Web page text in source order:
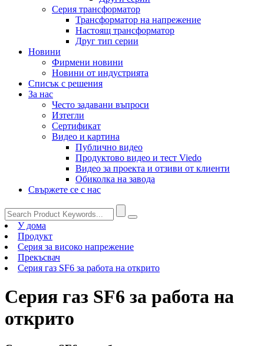
Серия трансформатор
Трансформатор на напрежение
Настоящ трансформатор
Друг тип серии
Новини
Фирмени новини
Новини от индустрията
Списък с решения
За нас
Често задавани въпроси
Изтегли
Сертификат
Видео и картина
Публично видео
Продуктово видео и тест Viedo
Видео за проекта и отзиви от клиенти
Обиколка на завода
Свържете се с нас
У дома
Продукт
Серия за високо напрежение
Прекъсвач
Серия газ SF6 за работа на открито
Серия газ SF6 за работа на
открито